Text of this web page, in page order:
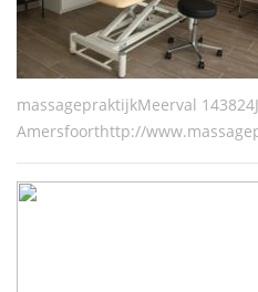
massagepraktijkMeerval
Amersfoorthttp://